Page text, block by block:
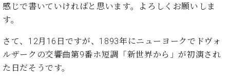
ヒ
タ
イ
ン
を
る
こ
ヒ
シ
タ
イ
ン
ラ
ン
ヒ
ス
ト
か
ら
お
知
ら
録
し
た
い！
イ
ン・
ロ
ン
会
感じで書いていければと思います。よろしくお願いしま
す。
さて、12月16日ですが、1893年にニューヨークでドヴォ
ルザークの交響曲第9番ホ短調「新世界から」が初演され
た日だそうです。